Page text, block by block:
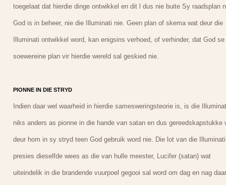
toegelaat dat hierdie dinge ontwikkel en dit l dus nie buite Sy raadsplan
God is in beheer, nie die Illuminati nie. Geen plan of skema wat deur die
Illuminati ontwikkel word, kan enigsins verhoed, of verhinder, dat God se
soewereine plan vir hierdie wereld sal geskied nie.
PIONNE IN DIE STRYD
Indien daar wel waarheid in hierdie samesweringsteorie is, is die
niks anders as pionne in die hande van satan en dus gereedskapstukke
deur hom in sy stryd teen God gebruik word nie. Die lot van die
presies dieselfde wees as die van hulle meester, Lucifer (satan) wat
uiteindelik in die brandende vuurpoel gegooi sal word om dag en nag daar